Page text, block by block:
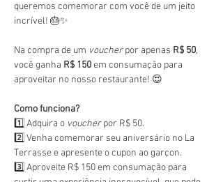
queremos comemorar com você de um jeito
incrível! 🎂✨
Na compra de um voucher por apenas R$ 50,
você ganha R$ 150 em consumação para
aproveitar no nosso restaurante! 😍
Como funciona?
1️⃣ Adquira o voucher por R$ 50.
2️⃣ Venha comemorar seu aniversário no La
Terrasse e apresente o cupon ao garçon.
3️⃣ Aproveite R$ 150 em consumação para